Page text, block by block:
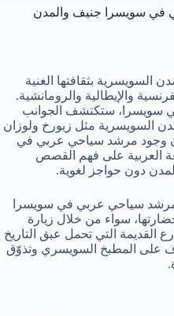
في سويسرا جنيف والمدن
بثقافتها الغنية
والإيطالية والرومانشية.
سويسرا، ستكتشف الجوانب
السويسرية مثل زيورخ ولوزان
إن وجود مرشد سياحي عربي في
العربية على فهم القصص
دون حواجز لغوية.
سياحي عربي في سويسرا
سواء من خلال زيارة
القديمة التي تحمل عبق التاريخ
على المطبخ السويسري وتذوّق